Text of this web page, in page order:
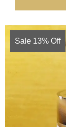
Sale 13% Off